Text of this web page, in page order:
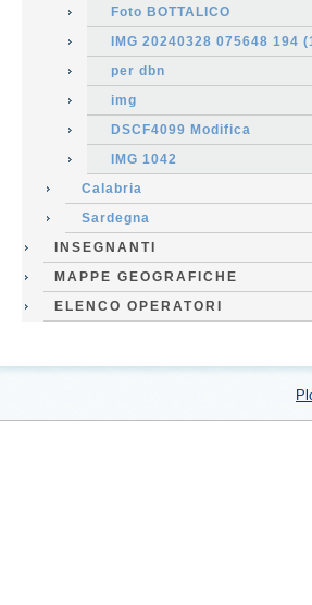
Foto BOTTALICO
IMG 20240328 075648 194
per dbn
img
DSCF4099 Modifica
IMG 1042
Calabria
Sardegna
INSEGNANTI
MAPPE GEOGRAFICHE
ELENCO OPERATORI